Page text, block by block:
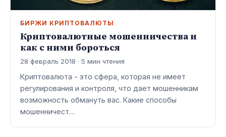
БИРЖИ КРИПТОВАЛЮТЫ
Криптовалютные мошенничества и
как с ними бороться
28 февраль 2018 · 5 мин чтения
Криптовалюта - это сфера, которая не имеет
регулирования и контроля, что дает мошенникам
возможность обмануть вас. Какие способы
мошенничест…